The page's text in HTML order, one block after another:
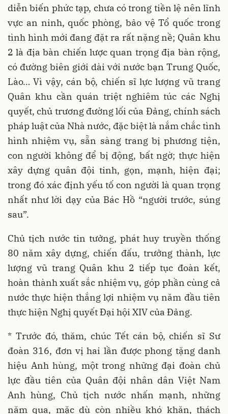
diễn biến phức tạp, chưa có trong tiền lệ nên lĩnh
vực an ninh, quốc phòng, bảo vệ Tổ quốc trong
tình hình mới đang đặt ra rất nặng nề; Quân khu
2 là địa bàn chiến lược quan trọng địa bàn rộng,
có đường biên giới dài với nước bạn Trung Quốc,
Lào… Vì vậy, cán bộ, chiến sĩ lực lượng vũ trang
Quân khu cần quán triệt nghiêm túc các Nghị
quyết, chủ trương đường lối của Đảng, chính sách
pháp luật của Nhà nước, đặc biệt là nắm chắc tình
hình nhiệm vụ, sẵn sàng trang bị phương tiện,
con người không để bị động, bất ngờ; thực hiện
xây dựng quân đội tinh, gọn, mạnh, hiện đại;
trong đó xác định yếu tố con người là quan trọng
nhất như lời dạy của Bác Hồ “người trước, súng
sau”.
Chủ tịch nước tin tưởng, phát huy truyền thống
80 năm xây dựng, chiến đấu, trưởng thành, lực
lượng vũ trang Quân khu 2 tiếp tục đoàn kết,
hoàn thành xuất sắc nhiệm vụ, góp phần cùng cả
nước thực hiện thắng lợi nhiệm vụ năm đầu tiên
thực hiện Nghị quyết Đại hội XIV của Đảng.
* Trước đó, thăm, chúc Tết cán bộ, chiến sĩ Sư
đoàn 316, đơn vị hai lần được phong tặng danh
hiệu Anh hùng, một trong những đại đoàn chủ
lực đầu tiên của Quân đội nhân dân Việt Nam
Anh hùng, Chủ tịch nước nhấn mạnh, những
năm qua, mặc dù còn nhiều khó khăn, thách